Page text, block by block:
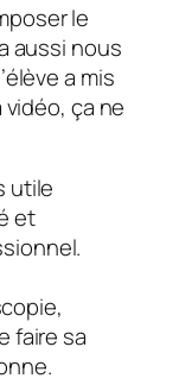
le
aussi nous
a mis
ça ne
utile
et
faire sa